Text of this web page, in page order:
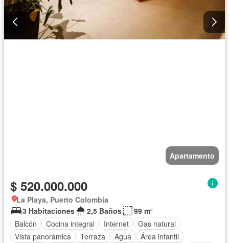
Apartamento
$ 520.000.000
La Playa, Puerto Colombia
3 Habitaciones
2,5 Baños
99 m²
Balcón
Cocina integral Internet
Gas natural
Vista panorámica
Terraza Agua
Área infantil